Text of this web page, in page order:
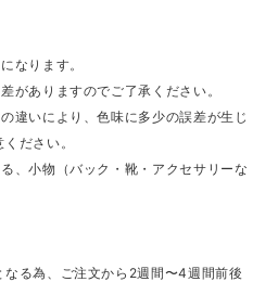
なります。
がありますのでご了承ください。
違いにより、色味に多少の誤差が生じ
ださい。
、小物（バック・靴・アクセサリーな
る為、ご注文から2週間〜4週間前後